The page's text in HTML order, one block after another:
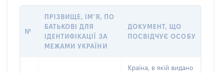
№
ПРІЗВИЩЕ, ІМ’Я, ПО
БАТЬКОВІ ДЛЯ
ІДЕНТИФІКАЦІЇ ЗА
МЕЖАМИ УКРАЇНИ
ДОКУМЕНТ, ЩО
ПОСВІДЧУЄ ОСОБУ
Країна, в якій видано